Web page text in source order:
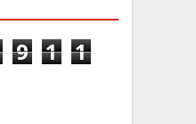
9 1 1